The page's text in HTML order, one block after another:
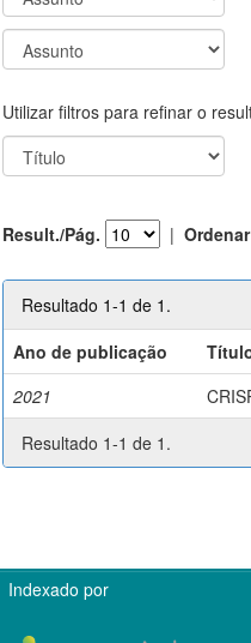
Utilizar filtros para refinar o
Result./Pág. |
Resultado 1-1 de 1.
Ano de publicação
2021
Resultado 1-1 de 1.
Indexado por